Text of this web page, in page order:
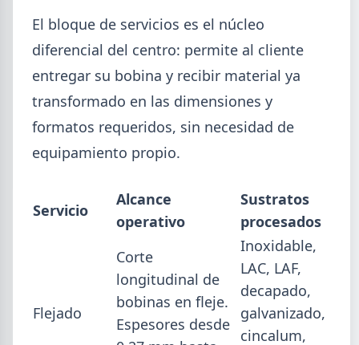
Junio (19)
Mayo (15)
Abril (16)
Marzo (6)
Febrero (4)
Enero (2)
TÍTULOS
Cheques rechazados en alza: la cadena de pagos metalúrgica
Paritaria UOM agosto 2026: sin acuerdo, siguen vigentes los
valores de abril
Perfiles.com.ar abrió su tercera sucursal en zona norte: llegó a
San Isidro
Informe ADIMRA junio 2026: la producción metalúrgica cayó
Producción Mundial de Acero – Junio 2026
El bloque de servicios es el núcleo
diferencial del centro: permite al cliente
entregar su bobina y recibir material ya
transformado en las dimensiones y
formatos requeridos, sin necesidad de
equipamiento propio.
Servicio
Alcance
operativo
Sustratos
procesados
Flejado
Corte
longitudinal de
bobinas en fleje.
Espesores desde
Inoxidable,
LAC, LAF,
decapado,
galvanizado,
cincalum,